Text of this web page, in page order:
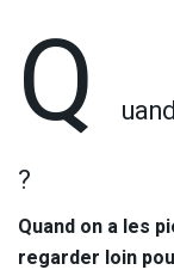
Q
?
Quand on a les
regarder loin